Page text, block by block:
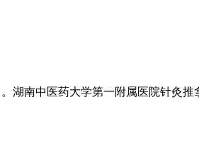
湖南中医药大学第一附属医院针灸